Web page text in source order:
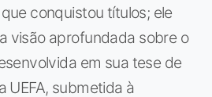
conquistou títulos; ele
visão aprofundada sobre o
em sua tese de
UEFA, submetida à